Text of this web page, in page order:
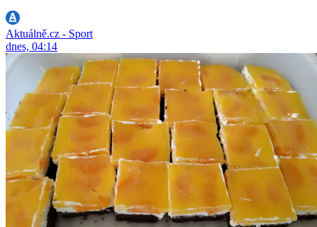
Aktuálně.cz - Sport
dnes, 04:14